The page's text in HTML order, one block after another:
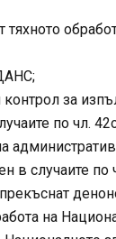
за
по чл.
в случаите
на